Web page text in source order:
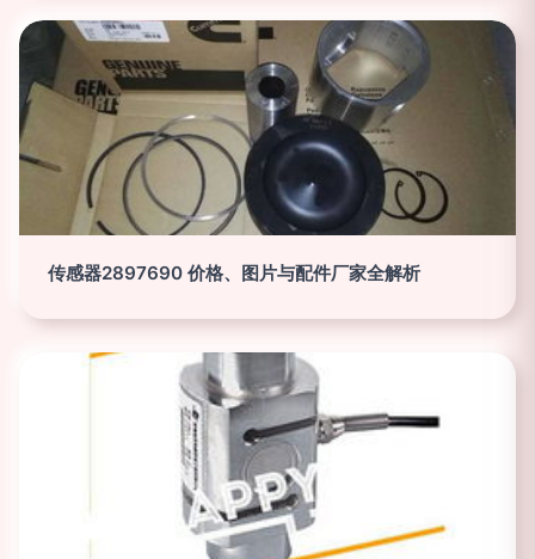
传感器2897690 价格、图片与配件厂家全解析